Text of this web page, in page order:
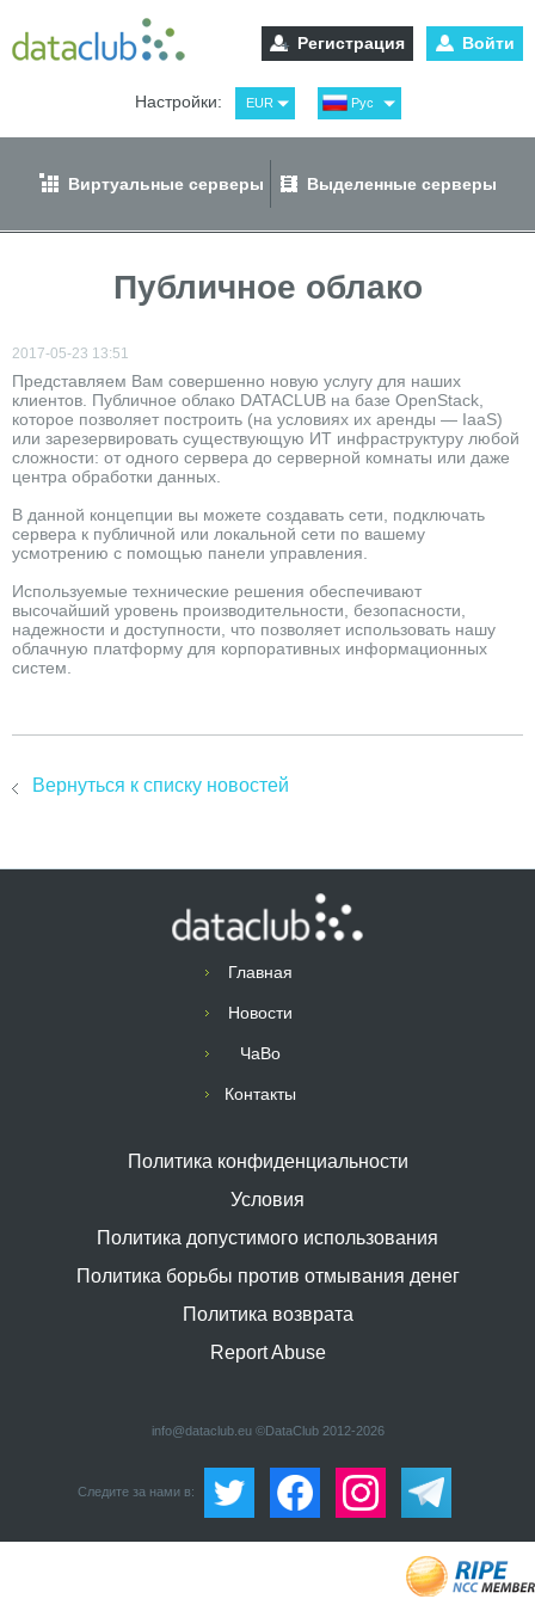
Регистрация Войти
Настройки: EUR
USD
Рус
Eng
Виртуальные серверы Выделенные серверы
Публичное облако
2017-05-23 13:51
Представляем Вам совершенно новую услугу для наших
клиентов. Публичное облако DATACLUB на базе OpenStack,
которое позволяет построить (на условиях их аренды — IaaS)
или зарезервировать существующую ИТ инфраструктуру любой
сложности: от одного сервера до серверной комнаты или даже
центра обработки данных.
В данной концепции вы можете создавать сети, подключать
сервера к публичной или локальной сети по вашему
усмотрению с помощью панели управления.
Используемые технические решения обеспечивают
высочайший уровень производительности, безопасности,
надежности и доступности, что позволяет использовать нашу
облачную платформу для корпоративных информационных
систем.
Вернуться к списку новостей
Главная
Новости
ЧаВо
Контакты
Политика конфиденциальности
Условия
Политика допустимого использования
Политика борьбы против отмывания денег
Политика возврата
Report Abuse
info@dataclub.eu ©DataClub 2012-2026
Следите за нами в: